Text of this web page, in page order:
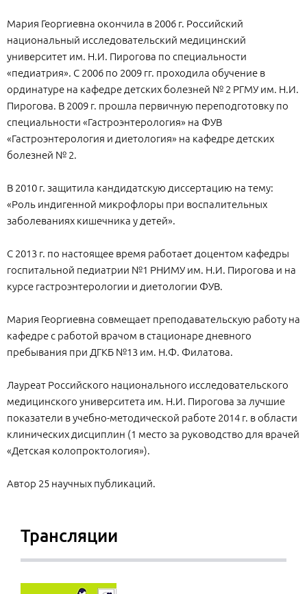
Мария Георгиевна окончила в 2006 г. Российский
национальный исследовательский медицинский
университет им. Н.И. Пирогова по специальности
«педиатрия». С 2006 по 2009 гг. проходила обучение в
ординатуре на кафедре детских болезней № 2 РГМУ им. Н.И.
Пирогова. В 2009 г. прошла первичную переподготовку по
специальности «Гастроэнтерология» на ФУВ
«Гастроэнтерология и диетология» на кафедре детских
болезней № 2.
В 2010 г. защитила кандидатскую диссертацию на тему:
«Роль индигенной микрофлоры при воспалительных
заболеваниях кишечника у детей».
С 2013 г. по настоящее время работает доцентом кафедры
госпитальной педиатрии №1 РНИМУ им. Н.И. Пирогова и на
курсе гастроэнтерологии и диетологии ФУВ.
Мария Георгиевна совмещает преподавательскую работу на
кафедре с работой врачом в стационаре дневного
пребывания при ДГКБ №13 им. Н.Ф. Филатова.
Лауреат Российского национального исследовательского
медицинского университета им. Н.И. Пирогова за лучшие
показатели в учебно-методической работе 2014 г. в области
клинических дисциплин (1 место за руководство для врачей
«Детская колопроктология»).
Автор 25 научных публикаций.
Трансляции